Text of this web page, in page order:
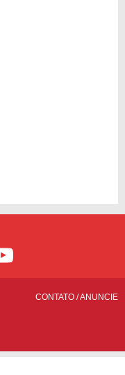
CONTATO /ANUNCIE